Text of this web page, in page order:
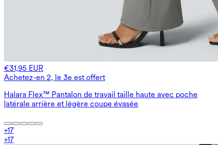
€31,95 EUR
Achetez-en 2, le 3e est offert
Halara Flex™ Pantalon de travail taille haute avec poche
latérale arrière et légère coupe évasée
+17
+17